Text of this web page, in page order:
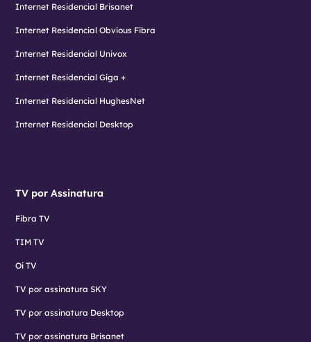
Internet Residencial Brisanet
Internet Residencial Obvious Fibra
Internet Residencial Univox
Internet Residencial Giga +
Internet Residencial HughesNet
Internet Residencial Desktop
TV por Assinatura
Fibra TV
TIM TV
Oi TV
TV por assinatura SKY
TV por assinatura Desktop
TV por assinatura Brisanet